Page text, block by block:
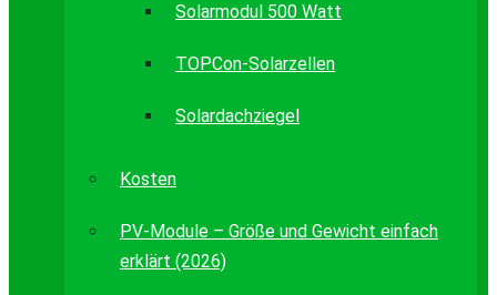
Solarmodul 500 Watt
TOPCon-Solarzellen
Solardachziegel
Kosten
PV-Module – Größe und Gewicht einfach
erklärt (2026)